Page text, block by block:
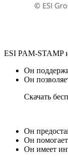
ESI PAM-STAMP
Он
Он
Скачать
Он
Он
Он имеет